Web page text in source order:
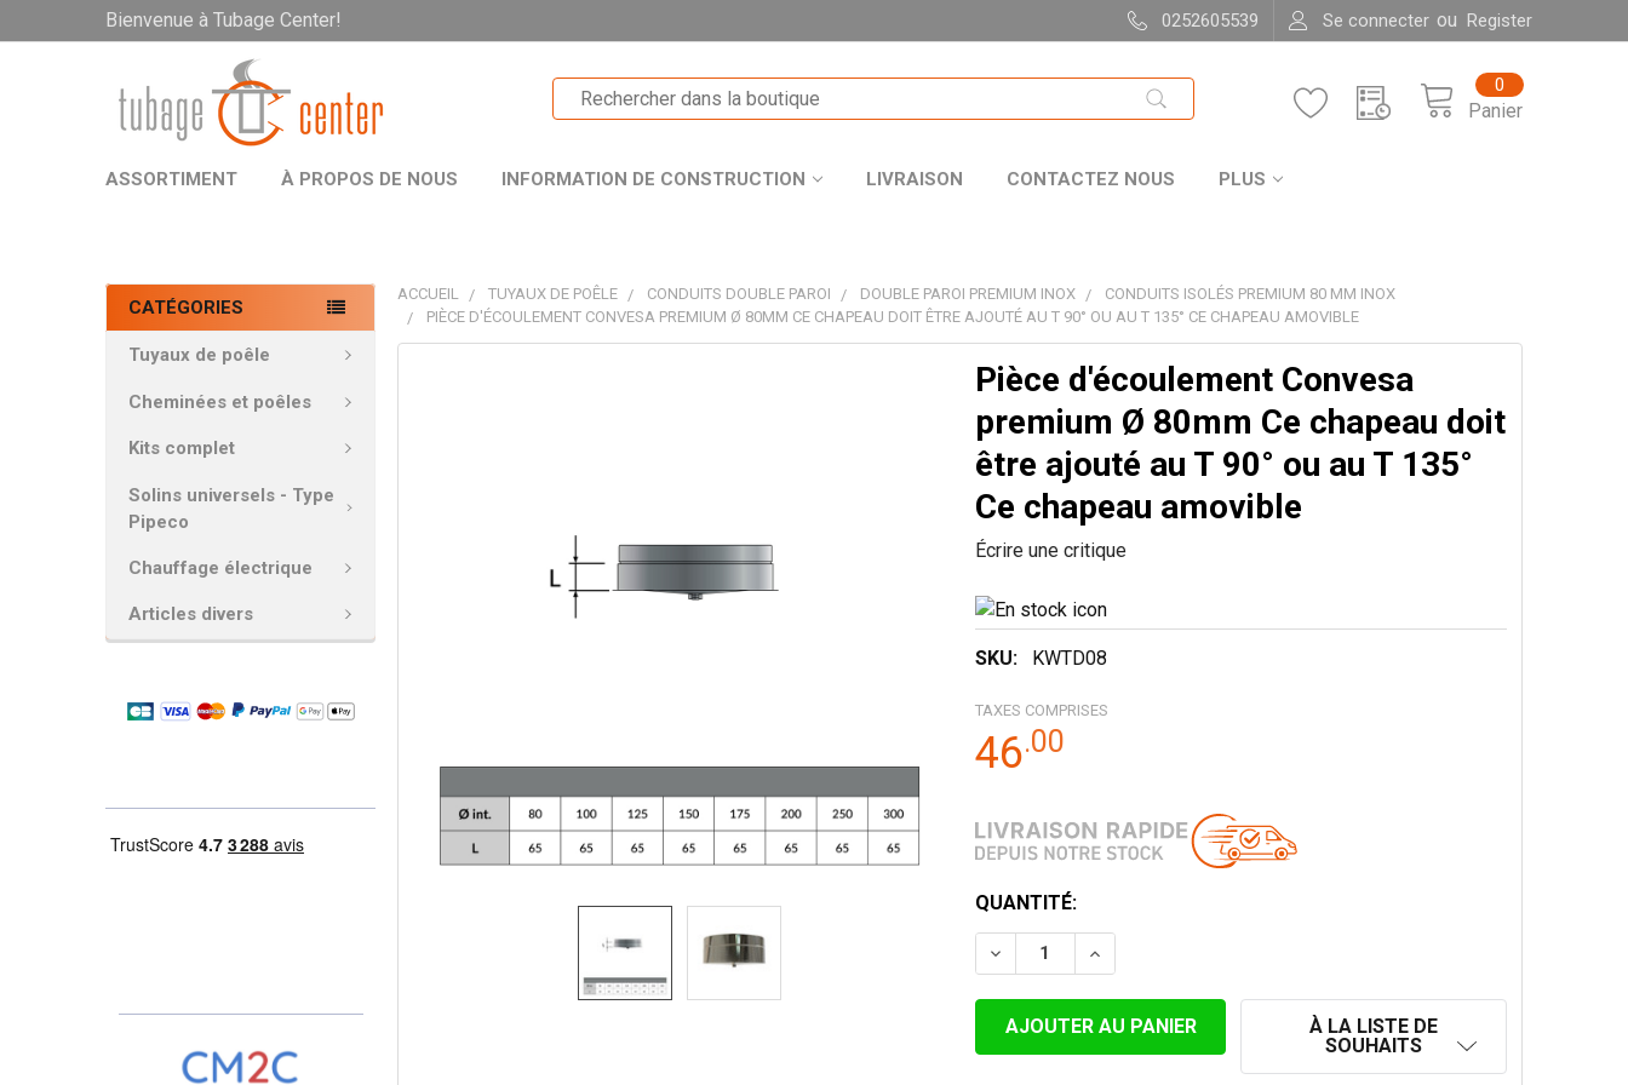
Bienvenue à Tubage Center! 0252605539 Se connecter ou Register
Panier
0
ASSORTIMENT À PROPOS DE NOUS INFORMATION DE CONSTRUCTION LIVRAISON CONTACTEZ NOUS PLUS
CATÉGORIES
Tuyaux de poêle
Cheminées et poêles
Kits complet
Solins universels - Type
Pipeco
Chauffage électrique
Articles divers
ACCUEIL TUYAUX DE POÊLE CONDUITS DOUBLE PAROI DOUBLE PAROI PREMIUM INOX
CONDUITS ISOLÉS PREMIUM 80 MM INOX
PIÈCE D'ÉCOULEMENT CONVESA PREMIUM Ø 80MM CE CHAPEAU DOIT ÊTRE AJOUTÉ AU T 90° OU AU T 135° CE CHAPEAU AMOVIBLE
Pièce d'écoulement Convesa
premium Ø 80mm Ce chapeau doit
être ajouté au T 90° ou au T 135°
Ce chapeau amovible
Écrire une critique
SKU: KWTD08
TAXES COMPRISES
46.00
STOCK
ACTUEL:
QUANTITÉ:
DIMINUER LA QUANTITÉ DE PIÈCE D'ÉCOULEMENT CONVESA
AUGMENTER LA QUANTITÉ DE PIÈCE D'ÉCOULEMENT
À LA LISTE DE
SOUHAITS